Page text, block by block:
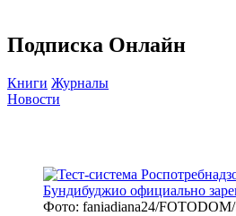
Подписка Онлайн
Книги Журналы
Новости
Фото: faniadiana24/FOTODOM/